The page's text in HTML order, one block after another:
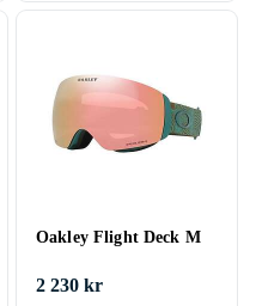
Oakley Flight Deck M
2 230 kr